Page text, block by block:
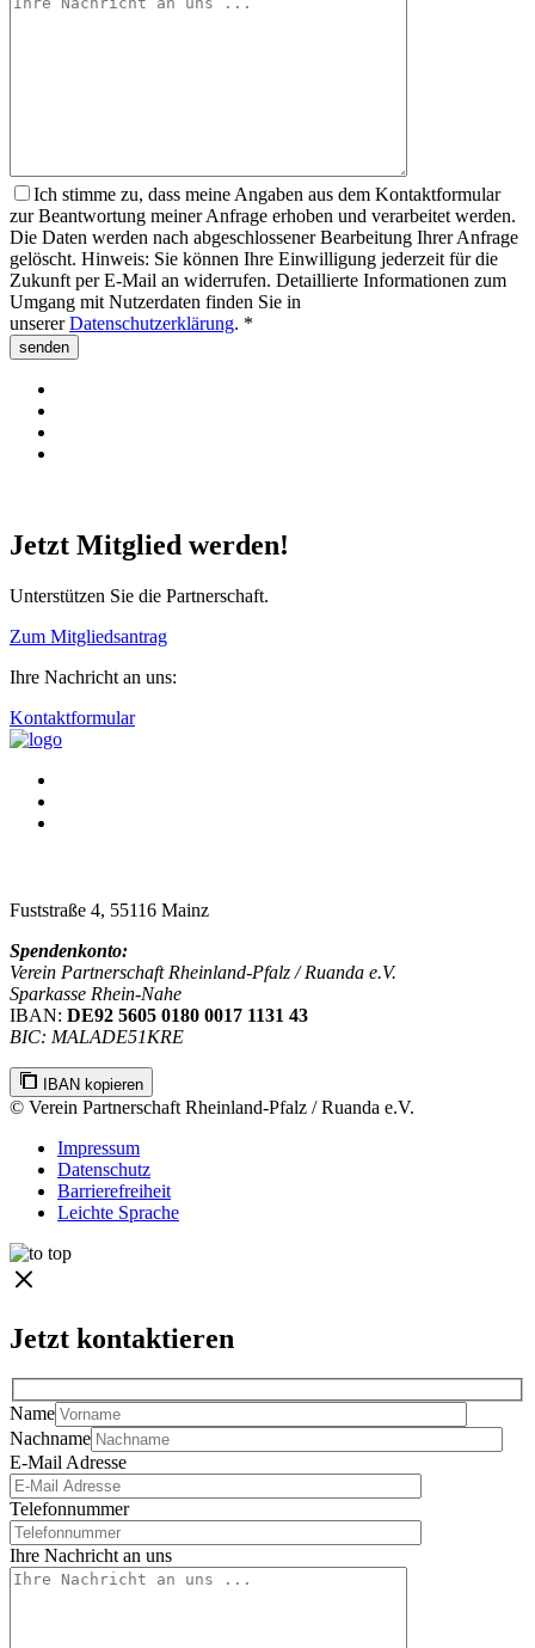
Ich stimme zu, dass meine Angaben aus dem Kontaktformular
zur Beantwortung meiner Anfrage erhoben und verarbeitet werden.
Die Daten werden nach abgeschlossener Bearbeitung Ihrer Anfrage
gelöscht. Hinweis: Sie können Ihre Einwilligung jederzeit für die
Zukunft per E-Mail an widerrufen. Detaillierte Informationen zum
Umgang mit Nutzerdaten finden Sie in
unsererDatenschutzerklärung. *
Jetzt Mitglied werden!
Unterstützen Sie die Partnerschaft.
Zum Mitgliedsantrag
Ihre Nachricht an uns:
Kontaktformular
Fuststraße 4, 55116 Mainz
Spendenkonto:
Verein Partnerschaft Rheinland-Pfalz / Ruanda e.V.
Sparkasse Rhein-Nahe
IBAN: DE92 5605 0180 0017 1131 43
BIC: MALADE51KRE
IBAN kopieren
© Verein Partnerschaft Rheinland-Pfalz / Ruanda e.V.
Impressum
Datenschutz
Barrierefreiheit
Leichte Sprache
Jetzt kontaktieren
Name
Nachname
E-Mail Adresse
Telefonnummer
Ihre Nachricht an uns